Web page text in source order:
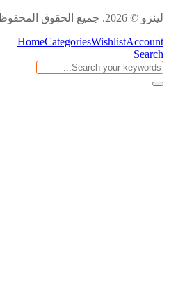
لينزو © 2026. جميع الحقوق المحفوظة
HomeCategoriesWishlistAccount
Search